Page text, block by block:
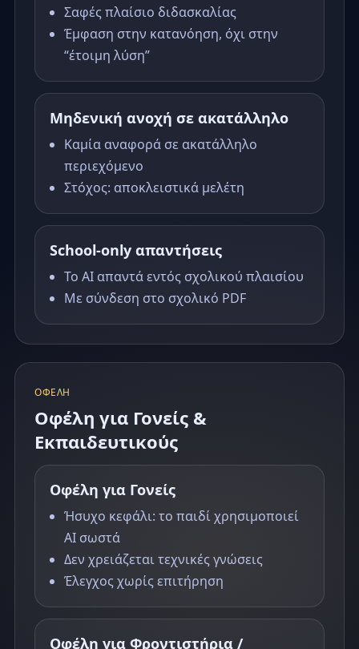
Σαφές πλαίσιο διδασκαλίας
Έμφαση στην κατανόηση, όχι στην
“έτοιμη λύση”
Μηδενική ανοχή σε ακατάλληλο
Καμία αναφορά σε ακατάλληλο
περιεχόμενο
Στόχος: αποκλειστικά μελέτη
School-only απαντήσεις
Το AI απαντά εντός σχολικού πλαισίου
Με σύνδεση στο σχολικό PDF
ΟΦΈΛΗ
Οφέλη για Γονείς &
Εκπαιδευτικούς
Οφέλη για Γονείς
Ήσυχο κεφάλι: το παιδί χρησιμοποιεί
AI σωστά
Δεν χρειάζεται τεχνικές γνώσεις
Έλεγχος χωρίς επιτήρηση
Οφέλη για Φροντιστήρια /